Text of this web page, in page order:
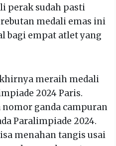
perak sudah pasti
medali emas ini
bagi empat atlet yang
meraih medali
2024 Paris.
nomor ganda campuran
Paralimpiade 2024.
menahan tangis usai